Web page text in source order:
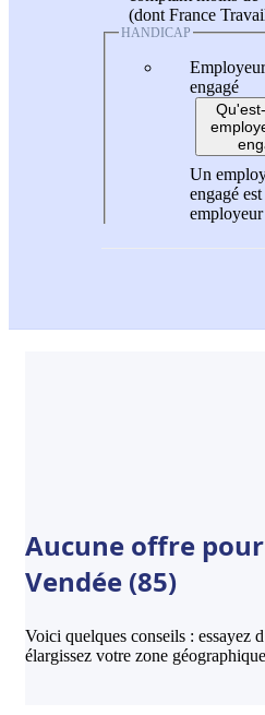
(dont France
HANDICAP
engagé
Un
engagé
Aucune offre
Vendée (85)
Voici quelques conseils : essayez
élargissez votre zone